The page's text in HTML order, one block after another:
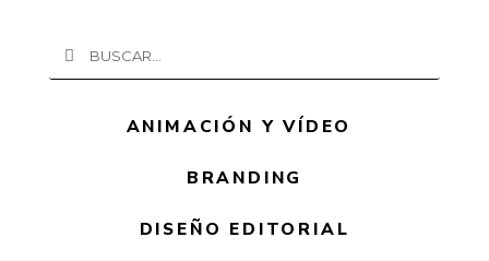
BuscarBuscar
ANIMACIÓN Y VÍDEO
BRANDING
DISEÑO EDITORIAL